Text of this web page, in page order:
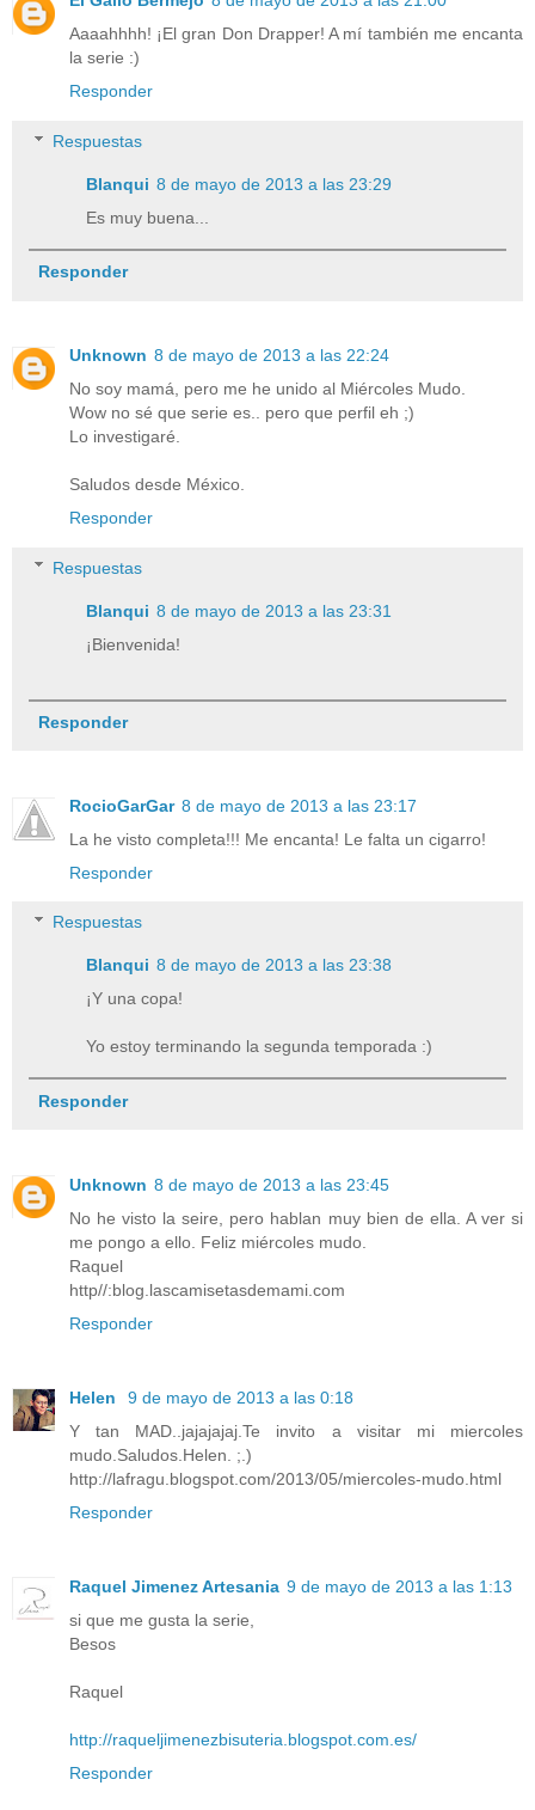
Aaaahhhh! ¡El gran Don Drapper! A mí también me encanta
la serie :)
Responder
Respuestas
Blanqui 8 de mayo de 2013 a las 23:29
Es muy buena...
Responder
Unknown 8 de mayo de 2013 a las 22:24
No soy mamá, pero me he unido al Miércoles Mudo.
Wow no sé que serie es.. pero que perfil eh ;)
Lo investigaré.
Saludos desde México.
Responder
Respuestas
Blanqui 8 de mayo de 2013 a las 23:31
¡Bienvenida!
Responder
RocioGarGar 8 de mayo de 2013 a las 23:17
La he visto completa!!! Me encanta! Le falta un cigarro!
Responder
Respuestas
Blanqui 8 de mayo de 2013 a las 23:38
¡Y una copa!
Yo estoy terminando la segunda temporada :)
Responder
Unknown 8 de mayo de 2013 a las 23:45
No he visto la seire, pero hablan muy bien de ella. A ver si
me pongo a ello. Feliz miércoles mudo.
Raquel
http//:blog.lascamisetasdemami.com
Responder
Helen
9 de mayo de 2013 a las 0:18
Y tan MAD..jajajajaj.Te invito a visitar mi miercoles
mudo.Saludos.Helen. ;.)
http://lafragu.blogspot.com/2013/05/miercoles-mudo.html
Responder
Raquel Jimenez Artesania 9 de mayo de 2013 a las 1:13
si que me gusta la serie,
Besos
Raquel
http://raqueljimenezbisuteria.blogspot.com.es/
Responder